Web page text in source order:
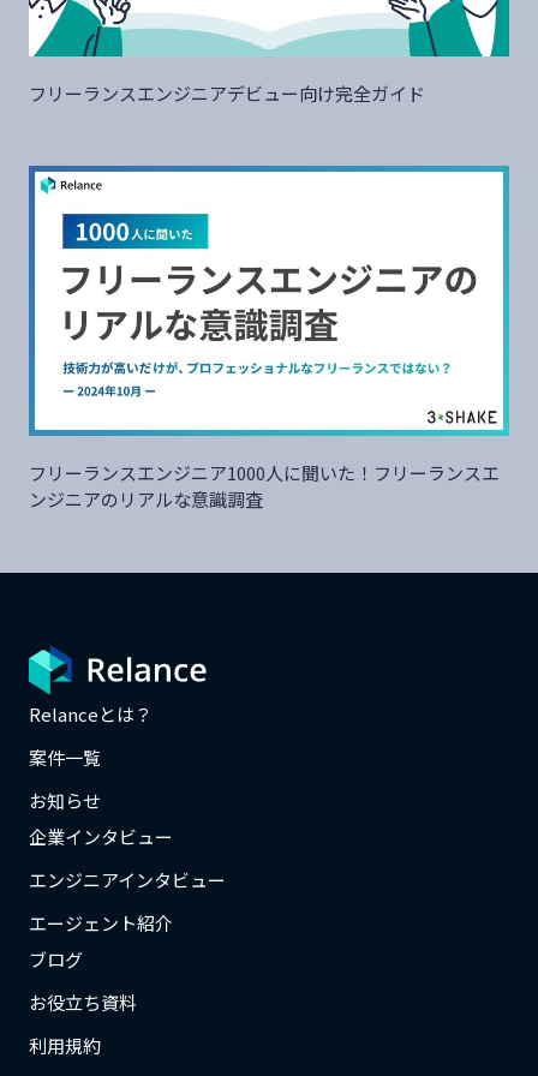
フリーランスエンジニアデビュー向け完全ガイド
フリーランスエンジニア1000人に聞いた！フリーランスエ
ンジニアのリアルな意識調査
Relanceとは？
案件一覧
お知らせ
企業インタビュー
エンジニアインタビュー
エージェント紹介
ブログ
お役立ち資料
利用規約